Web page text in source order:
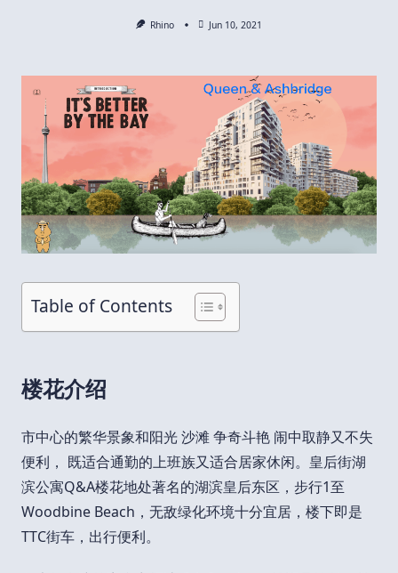
Rhino Jun 10, 2021
Table of Contents
楼花介绍
市中心的繁华景象和阳光 沙滩 争奇斗艳 闹中取静又不失
便利， 既适合通勤的上班族又适合居家休闲。皇后街湖
滨公寓Q&A楼花地处著名的湖滨皇后东区，步行1至
Woodbine Beach，无敌绿化环境十分宜居，楼下即是
TTC街车，出行便利。